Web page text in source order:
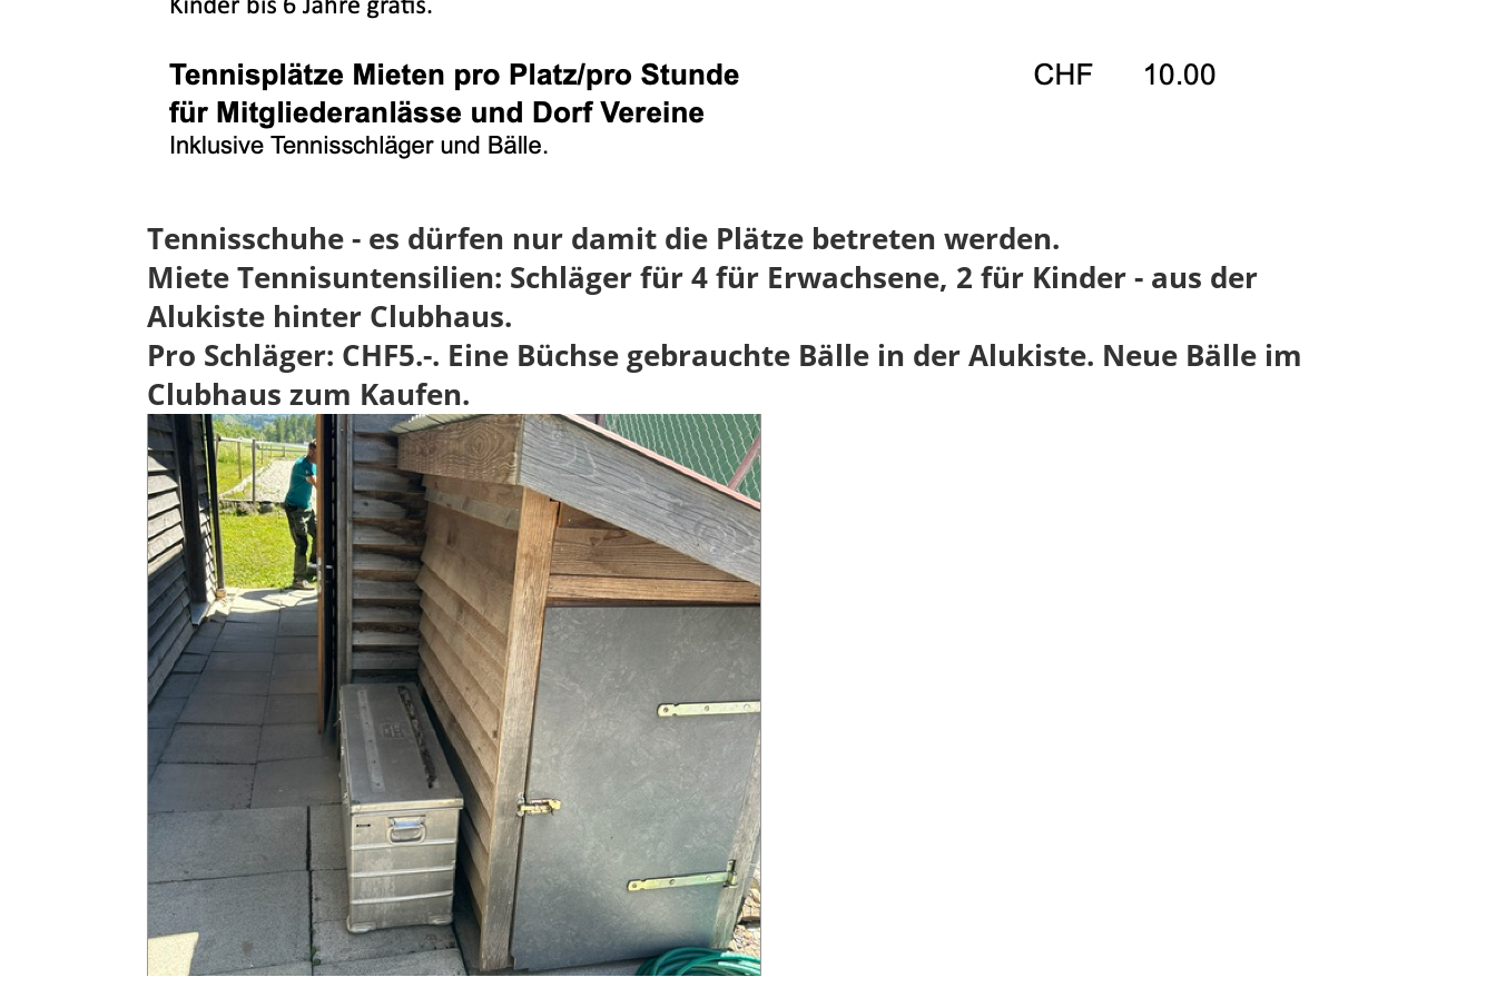
Tennisschuhe - es dürfen nur damit die Plätze betreten werden.
Miete Tennisuntensilien: Schläger für 4 für Erwachsene, 2 für Kinder - aus der
Alukiste hinter Clubhaus.
Pro Schläger: CHF5.-. Eine Büchse gebrauchte Bälle in der Alukiste. Neue Bälle im
Clubhaus zum Kaufen.